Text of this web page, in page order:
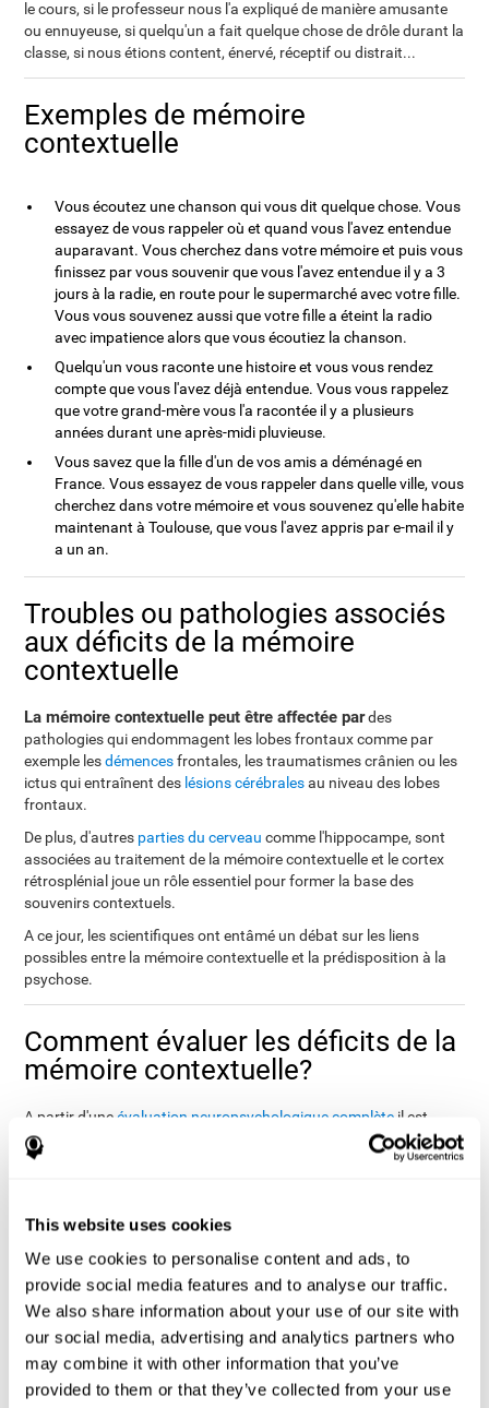
This website uses cookies
We use cookies to personalise content and ads, to
provide social media features and to analyse our traffic.
We also share information about your use of our site with
our social media, advertising and analytics partners who
may combine it with other information that you’ve
provided to them or that they’ve collected from your use
le cours, si le professeur nous l'a expliqué de manière amusante
ou ennuyeuse, si quelqu'un a fait quelque chose de drôle durant la
classe, si nous étions content, énervé, réceptif ou distrait...
Exemples de mémoire
contextuelle
Vous écoutez une chanson qui vous dit quelque chose. Vous
essayez de vous rappeler où et quand vous l'avez entendue
auparavant. Vous cherchez dans votre mémoire et puis vous
finissez par vous souvenir que vous l'avez entendue il y a 3
jours à la radie, en route pour le supermarché avec votre fille.
Vous vous souvenez aussi que votre fille a éteint la radio
avec impatience alors que vous écoutiez la chanson.
Quelqu'un vous raconte une histoire et vous vous rendez
compte que vous l'avez déjà entendue. Vous vous rappelez
que votre grand-mère vous l'a racontée il y a plusieurs
années durant une après-midi pluvieuse.
Vous savez que la fille d'un de vos amis a déménagé en
France. Vous essayez de vous rappeler dans quelle ville, vous
cherchez dans votre mémoire et vous souvenez qu'elle habite
maintenant à Toulouse, que vous l'avez appris par e-mail il y
a un an.
Troubles ou pathologies associés
aux déficits de la mémoire
contextuelle
La mémoire contextuelle peut être affectée pardes
pathologies qui endommagent les lobes frontaux comme par
exemple lesdémencesfrontales, les traumatismes crânien ou les
ictus qui entraînent des lésions cérébralesau niveau des lobes
frontaux.
De plus, d'autres parties du cerveau comme l'hippocampe, sont
associées au traitement de la mémoire contextuelle et le cortex
rétrosplénial joue un rôle essentiel pour former la base des
souvenirs contextuels.
A ce jour, les scientifiques ont entâmé un débat sur les liens
possibles entre la mémoire contextuelle et la prédisposition à la
psychose.
Comment évaluer les déficits de la
mémoire contextuelle?
A partir d'uneévaluation neuropsychologique complète il est
possible
d'estimer de manière fiable la mémoire contextuelle
de n'importe quelle personne
créée pour évaluer le niveau cognitif ou Cognitive Assesment
Battery (CAB), nous pouvons mesurer de manière précise le
niveau cognitif général et plus concrètement nous disposons
également d'une série de tests cognitifs pour évaluer la mémoire
contextuelle.
Afin d'évaluer la mémoire contextuelle, nous avons des
exercices spécifiquesqui ont été inspirés du Contextual
Memory Test, Toglia (1993). Il a été démontré que la détérioration
de la mémoire contextuelle est liée au lobe frontal et pas